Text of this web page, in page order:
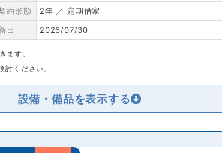
約形態 2年 ／ 定期借家
日 2026/07/30
ます。
討ください。
設備・備品を